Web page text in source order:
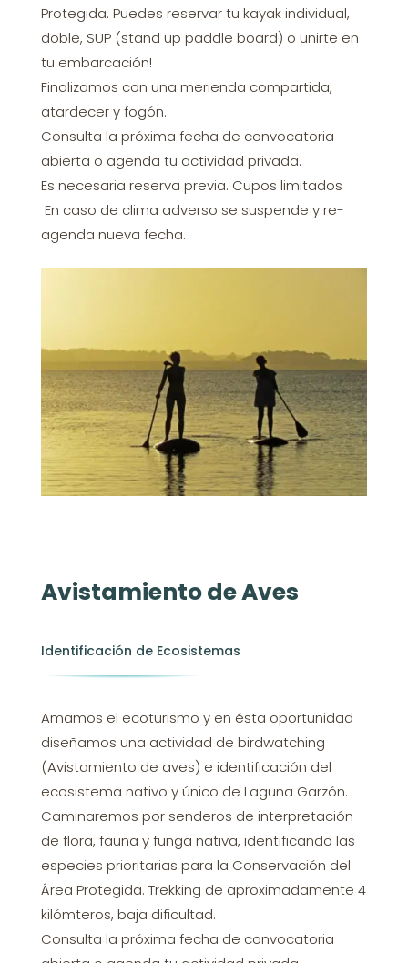
Protegida. Puedes reservar tu kayak individual,
doble, SUP (stand up paddle board) o unirte en
tu embarcación!
Finalizamos con una merienda compartida,
atardecer y fogón.
Consulta la próxima fecha de convocatoria
abierta o agenda tu actividad privada.
Es necesaria reserva previa. Cupos limitados
En caso de clima adverso se suspende y re-
agenda nueva fecha.
Avistamiento de Aves
Identificación de Ecosistemas
Amamos el ecoturismo y en ésta oportunidad
diseñamos una actividad de birdwatching
(Avistamiento de aves) e identificación del
ecosistema nativo y único de Laguna Garzón.
Caminaremos por senderos de interpretación
de flora, fauna y funga nativa, identificando las
especies prioritarias para la Conservación del
Área Protegida. Trekking de aproximadamente 4
kilómteros, baja dificultad.
Consulta la próxima fecha de convocatoria